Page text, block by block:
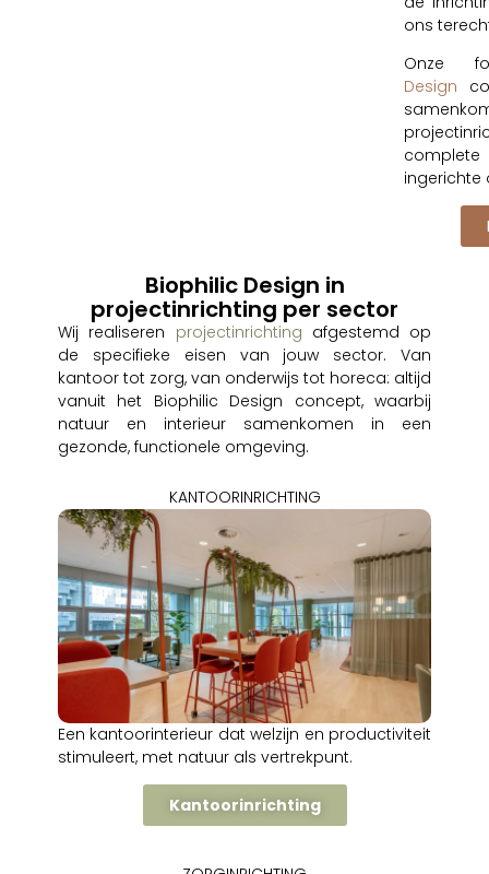
ons
Onze
Design
ingerichte
Biophilic Design in
projectinrichting per sector
Wij realiseren projectinrichting afgestemd op
de specifieke eisen van jouw sector. Van
kantoor tot zorg, van onderwijs tot horeca: altijd
vanuit het Biophilic Design concept, waarbij
natuur en interieur samenkomen in een
gezonde, functionele omgeving.
KANTOORINRICHTING
Een kantoorinterieur dat welzijn en productiviteit
stimuleert, met natuur als vertrekpunt.
Kantoorinrichting